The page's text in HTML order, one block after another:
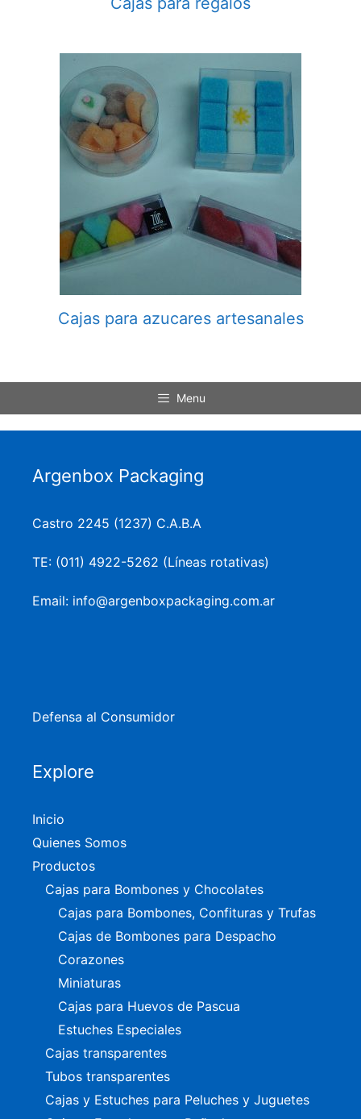
Cajas para azucares artesanales
Menu
Argenbox Packaging
Castro 2245 (1237) C.A.B.A
TE: (011) 4922-5262 (Líneas rotativas)
Email: info@argenboxpackaging.com.ar
Defensa al Consumidor
Explore
Inicio
Quienes Somos
Productos
Cajas para Bombones y Chocolates
Cajas para Bombones, Confituras y Trufas
Cajas de Bombones para Despacho
Corazones
Miniaturas
Cajas para Huevos de Pascua
Estuches Especiales
Cajas transparentes
Tubos transparentes
Cajas y Estuches para Peluches y Juguetes